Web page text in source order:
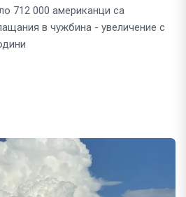
712 000 американци са
в чужбина - увеличение с